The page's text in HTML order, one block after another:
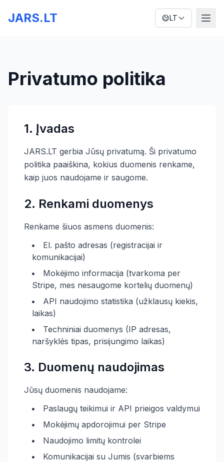
JARS.LT LT
Privatumo politika
1. Įvadas
JARS.LT gerbia Jūsų privatumą. Ši privatumo
politika paaiškina, kokius duomenis renkame,
kaip juos naudojame ir saugome.
2. Renkami duomenys
Renkame šiuos asmens duomenis:
El. pašto adresas (registracijai ir
komunikacijai)
Mokėjimo informacija (tvarkoma per
Stripe, mes nesaugome kortelių duomenų)
API naudojimo statistika (užklausų kiekis,
laikas)
Techniniai duomenys (IP adresas,
naršyklės tipas, prisijungimo laikas)
3. Duomenų naudojimas
Jūsų duomenis naudojame:
Paslaugų teikimui ir API prieigos valdymui
Mokėjimų apdorojimui per Stripe
Naudojimo limitų kontrolei
Komunikacijai su Jumis (svarbiems